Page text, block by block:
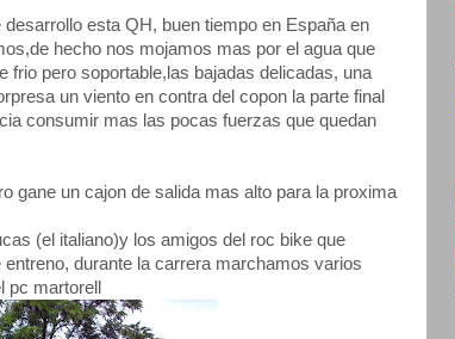
esta QH, buen tiempo en España en
hecho nos mojamos mas por el agua que
frio pero soportable,las bajadas delicadas, una
un viento en contra del copon la parte final
consumir mas las pocas fuerzas que quedan
gane un cajon de salida mas alto para la proxima
(el italiano)y los amigos del roc bike que
durante la carrera marchamos varios
martorell